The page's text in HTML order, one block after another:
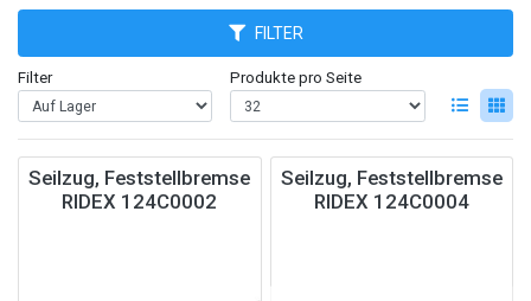
FILTER
Filter Produkte pro Seite
Seilzug, Feststellbremse
RIDEX 124C0002
Seilzug, Feststellbremse
RIDEX 124C0004